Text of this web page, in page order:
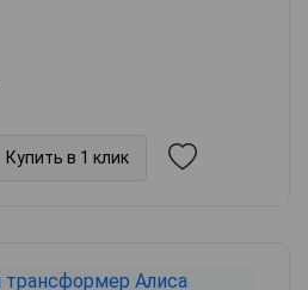
Купить в 1 клик